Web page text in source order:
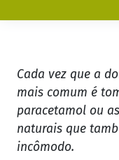
Cada vez que a
mais comum é
paracetamol ou
naturais que
incômodo.